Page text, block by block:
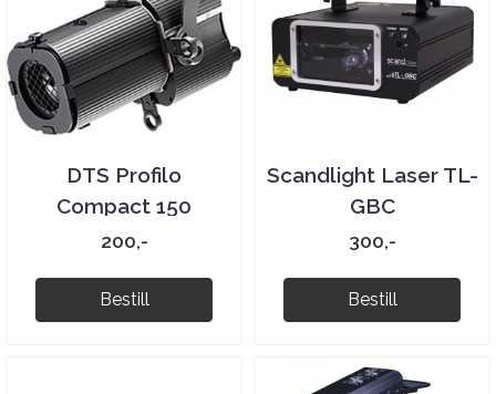
DTS Profilo
Compact 150
200,-
Bestill
Scandlight Laser TL-
GBC
300,-
Bestill